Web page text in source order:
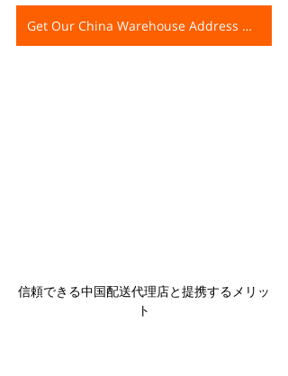
Get Our China Warehouse Address Now
信頼できる中国配送代理店と提携するメリッ
ト